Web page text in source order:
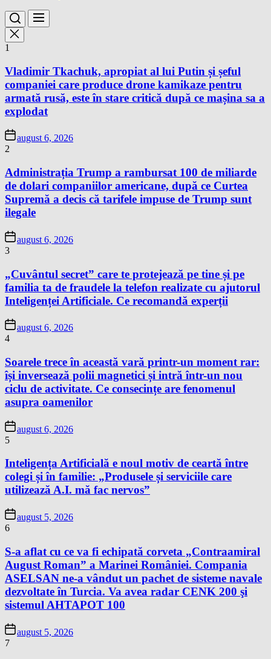
1
Vladimir Tkachuk, apropiat al lui Putin și șeful
companiei care produce drone kamikaze pentru
armată rusă, este în stare critică după ce mașina sa a
explodat
august 6, 2026
2
Administrația Trump a rambursat 100 de miliarde
de dolari companiilor americane, după ce Curtea
Supremă a decis că tarifele impuse de Trump sunt
ilegale
august 6, 2026
3
„Cuvântul secret” care te protejează pe tine și pe
familia ta de fraudele la telefon realizate cu ajutorul
Inteligenței Artificiale. Ce recomandă experții
august 6, 2026
4
Soarele trece în această vară printr-un moment rar:
își inversează polii magnetici și intră într-un nou
ciclu de activitate. Ce consecințe are fenomenul
asupra oamenilor
august 6, 2026
5
Inteligența Artificială e noul motiv de ceartă între
colegi și în familie: „Produsele și serviciile care
utilizează A.I. mă fac nervos”
august 5, 2026
6
S-a aflat cu ce va fi echipată corveta „Contraamiral
August Roman” a Marinei României. Compania
ASELSAN ne-a vândut un pachet de sisteme navale
dezvoltate în Turcia. Va avea radar CENK 200 şi
sistemul AHTAPOT 100
august 5, 2026
7